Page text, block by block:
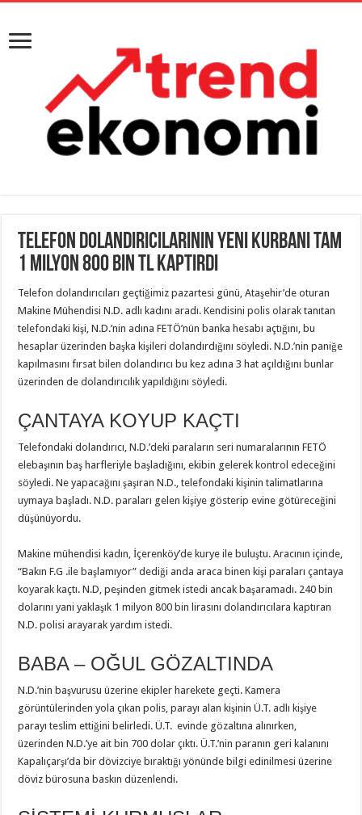
Telefon Dolandırıcılarının Yeni Kurbanı Tam
1 Milyon 800 Bin TL Kaptırdı
Telefon dolandırıcıları geçtiğimiz pazartesi günü, Ataşehir’de oturan
Makine Mühendisi N.D. adlı kadını aradı. Kendisini polis olarak tanıtan
telefondaki kişi, N.D.’nin adına FETÖ’nün banka hesabı açtığını, bu
hesaplar üzerinden başka kişileri dolandırdığını söyledi. N.D.’nin paniğe
kapılmasını fırsat bilen dolandırıcı bu kez adına 3 hat açıldığını bunlar
üzerinden de dolandırıcılık yapıldığını söyledi.
ÇANTAYA KOYUP KAÇTI
Telefondaki dolandırıcı, N.D.’deki paraların seri numaralarının FETÖ
elebaşının baş harfleriyle başladığını, ekibin gelerek kontrol edeceğini
söyledi. Ne yapacağını şaşıran N.D., telefondaki kişinin talimatlarına
uymaya başladı. N.D. paraları gelen kişiye gösterip evine götüreceğini
düşünüyordu.
Makine mühendisi kadın, İçerenköy’de kurye ile buluştu. Aracının içinde,
“Bakın F.G .ile başlamıyor” dediği anda araca binen kişi paraları çantaya
koyarak kaçtı. N.D, peşinden gitmek istedi ancak başaramadı. 240 bin
dolarını yani yaklaşık 1 milyon 800 bin lirasını dolandırıcılara kaptıran
N.D. polisi arayarak yardım istedi.
BABA – OĞUL GÖZALTINDA
N.D.’nin başvurusu üzerine ekipler harekete geçti. Kamera
görüntülerinden yola çıkan polis, parayı alan kişinin Ü.T. adlı kişiye
parayı teslim ettiğini belirledi. Ü.T. evinde gözaltına alınırken,
üzerinden N.D.’ye ait bin 700 dolar çıktı. Ü.T.’nin paranın geri kalanını
Kapalıçarşı’da bir dövizciye bıraktığı yönünde bilgi edinilmesi üzerine
döviz bürosuna baskın düzenlendi.